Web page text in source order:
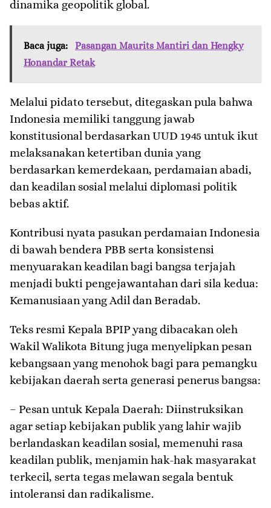
dinamika geopolitik global.
Baca juga:
Pasangan Maurits Mantiri dan Hengky
Honandar Retak
​Melalui pidato tersebut, ditegaskan pula bahwa
Indonesia memiliki tanggung jawab
konstitusional berdasarkan UUD 1945 untuk ikut
melaksanakan ketertiban dunia yang
berdasarkan kemerdekaan, perdamaian abadi,
dan keadilan sosial melalui diplomasi politik
bebas aktif.
​Kontribusi nyata pasukan perdamaian Indonesia
di bawah bendera PBB serta konsistensi
menyuarakan keadilan bagi bangsa terjajah
menjadi bukti pengejawantahan dari sila kedua:
Kemanusiaan yang Adil dan Beradab.
​Teks resmi Kepala BPIP yang dibacakan oleh
Wakil Walikota Bitung juga menyelipkan pesan
kebangsaan yang menohok bagi para pemangku
kebijakan daerah serta generasi penerus bangsa:
– ​Pesan untuk Kepala Daerah: Diinstruksikan
agar setiap kebijakan publik yang lahir wajib
berlandaskan keadilan sosial, memenuhi rasa
keadilan publik, menjamin hak-hak masyarakat
terkecil, serta tegas melawan segala bentuk
intoleransi dan radikalisme.